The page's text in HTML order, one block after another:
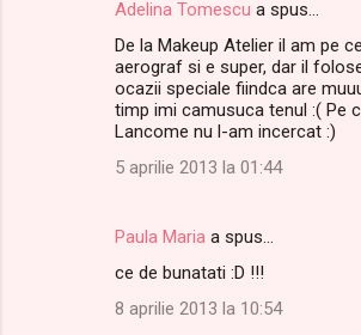
Adelina Tomescu a spus…
De la Makeup Atelier il am pe
aerograf si e super, dar il
ocazii speciale fiindca are
timp imi camusuca tenul :( Pe
Lancome nu l-am incercat :)
5 aprilie 2013 la 01:44
Paula Maria a spus…
ce de bunatati :D !!!
8 aprilie 2013 la 10:54